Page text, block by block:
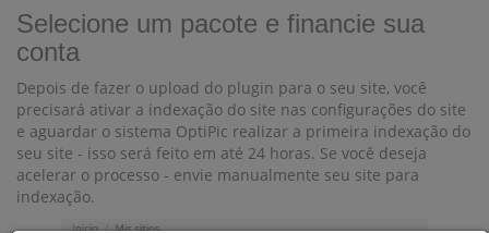
Selecione um pacote e financie sua
conta
Depois de fazer o upload do plugin para o seu site, você
precisará ativar a indexação do site nas configurações do site
e aguardar o sistema OptiPic realizar a primeira indexação do
seu site - isso será feito em até 24 horas. Se você deseja
acelerar o processo - envie manualmente seu site para
indexação.